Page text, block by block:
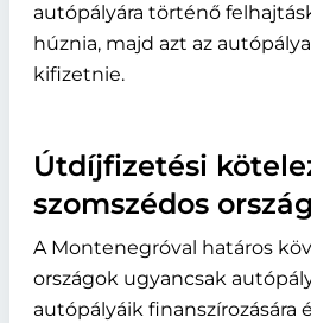
autópályára történő
húznia, majd azt az
kifizetnie.
Útdíjfizetési
szomszédos
A Montenegróval határos
országok ugyancsak
autópályáik finanszírozására